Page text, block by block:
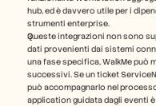
hub, ed è davvero utile per i
strumenti enterprise.
Queste integrazioni non sono
dati provenienti dai sistemi
una fase specifica, WalkMe può
successivi. Se un ticket
può accompagnarlo nel
application guidata dagli eventi